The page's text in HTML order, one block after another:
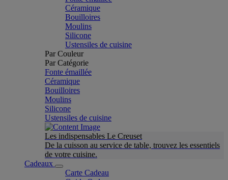
Céramique
Bouilloires
Moulins
Silicone
Ustensiles de cuisine
Par Couleur
Par Catégorie
Fonte émaillée
Céramique
Bouilloires
Moulins
Silicone
Ustensiles de cuisine
Les indispensables Le Creuset
De la cuisson au service de table, trouvez les essentiels
de votre cuisine.
Cadeaux
Carte Cadeau